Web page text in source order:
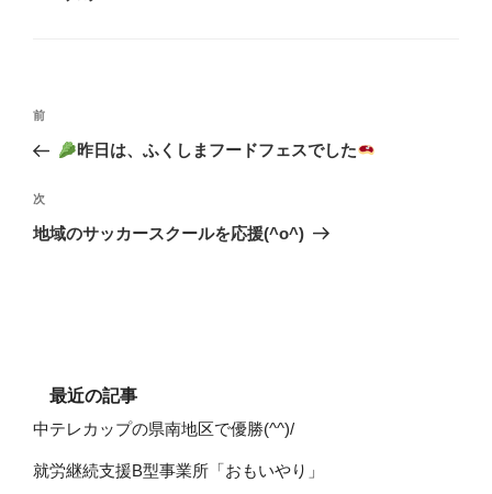
稿
ナ
ゲ
シ
過
去
投
稿
前
昨日は、ふくしまフードフェスでした
次
の
次
地域のサッカースクールを応援(^o^)
最近の記事
中テレカップの県南地区で優勝(^^)/
就労継続支援B型事業所「おもいやり」